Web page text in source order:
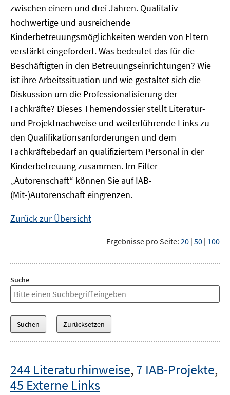
zwischen einem und drei Jahren. Qualitativ
hochwertige und ausreichende
Kinderbetreuungsmöglichkeiten werden von Eltern
verstärkt eingefordert. Was bedeutet das für die
Beschäftigten in den Betreuungseinrichtungen? Wie
ist ihre Arbeitssituation und wie gestaltet sich die
Diskussion um die Professionalisierung der
Fachkräfte? Dieses Themendossier stellt Literatur-
und Projektnachweise und weiterführende Links zu
den Qualifikationsanforderungen und dem
Fachkräftebedarf an qualifiziertem Personal in der
Kinderbetreuung zusammen. Im Filter
„Autorenschaft“ können Sie auf IAB-
(Mit-)Autorenschaft eingrenzen.
Zurück zur Übersicht
Ergebnisse pro Seite: 20 | 50 | 100
Suche
244 Literaturhinweise,7 IAB-Projekte,
45 Externe Links